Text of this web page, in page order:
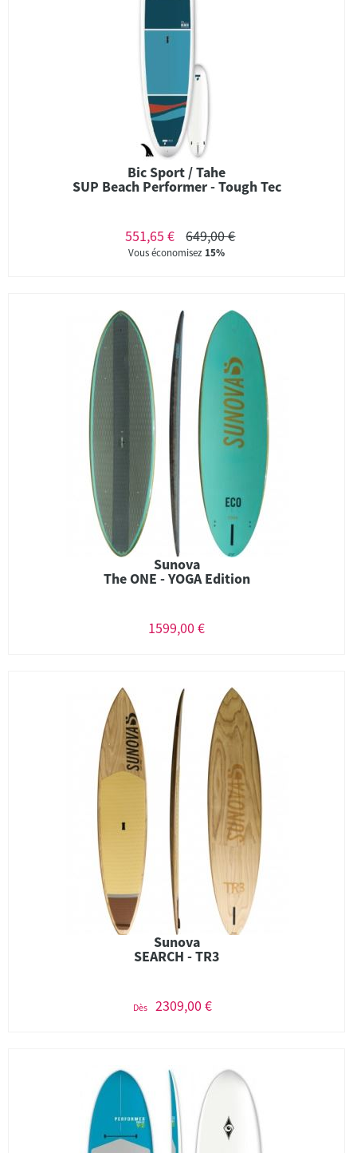
Bic Sport / Tahe
SUP Beach Performer - Tough Tec
551,65 € 649,00 €
Vous économisez 15%
Sunova
The ONE - YOGA Edition
1599,00 €
Sunova
SEARCH - TR3
Dès 2309,00 €